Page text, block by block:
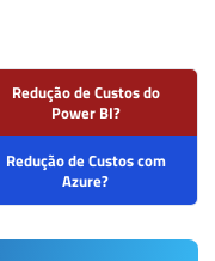
Redução de Custos do
Power BI?
Redução de Custos com
Azure?